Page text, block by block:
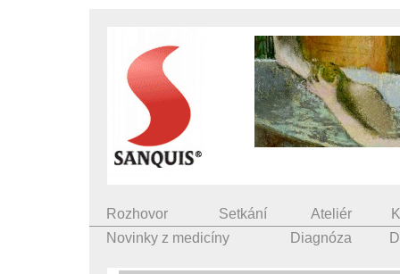
Rozhovor Setkání Ateliér
Novinky z medicíny
Diagnóza